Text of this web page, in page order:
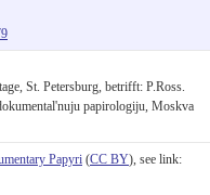
St. Petersburg, betrifft: P.Ross.
papirologiju, Moskva
Papyri (CC BY), see link: